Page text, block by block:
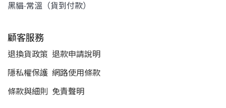
黑貓-常溫（貨到付款）
顧客服務
退換貨政策 退款申請說明
隱私權保護 網路使用條款
條款與細則 免責聲明